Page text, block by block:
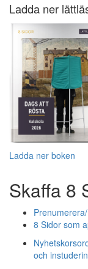
Ladda ner
Ladda ner boken
Skaffa 8
8 Sidor som
och